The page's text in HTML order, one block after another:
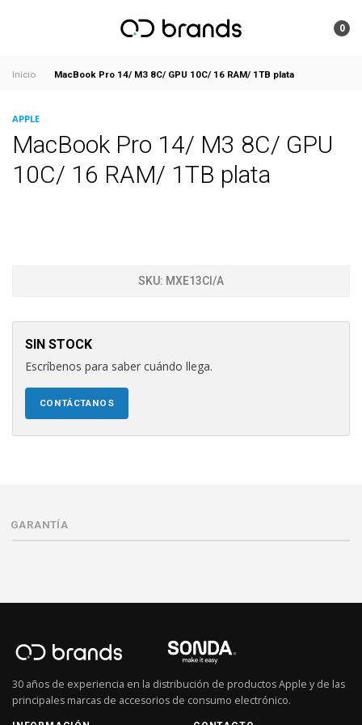
0
Inicio MacBook Pro 14/ M3 8C/ GPU 10C/ 16 RAM/ 1TB plata
APPLE
MacBook Pro 14/ M3 8C/ GPU
10C/ 16 RAM/ 1TB plata
SKU: MXE13CI/A
SIN STOCK
Escríbenos para saber cuándo llega.
CONTÁCTANOS
GARANTÍA
30 años de experiencia en la distribución de productos Apple y de las
principales marcas de accesorios de consumo electrónico.